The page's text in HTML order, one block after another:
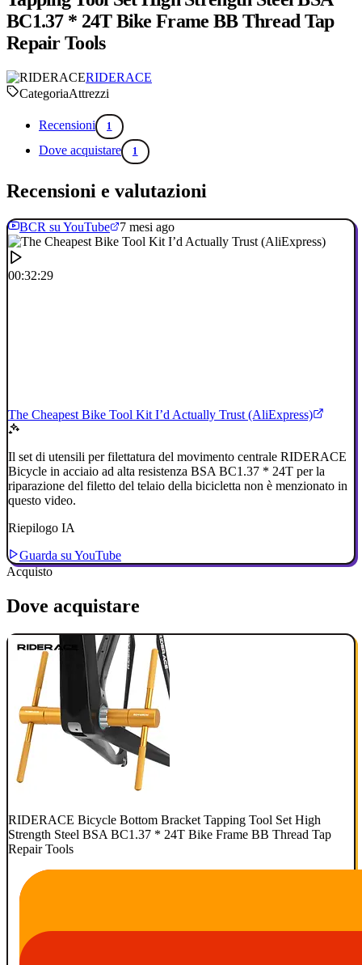
BC1.37 * 24T Bike Frame BB Thread Tap
Repair Tools
RIDERACE
CategoriaAttrezzi
Recensioni 1
Dove acquistare 1
Recensioni e valutazioni
BCR su YouTube 7 mesi ago
00:32:29
The Cheapest Bike Tool Kit I’d Actually Trust (AliExpress)
Il set di utensili per filettatura del movimento centrale RIDERACE
Bicycle in acciaio ad alta resistenza BSA BC1.37 * 24T per la
riparazione del filetto del telaio della bicicletta non è menzionato in
questo video.
Riepilogo IA
Guarda su YouTube
Acquisto
Dove acquistare
RIDERACE Bicycle Bottom Bracket Tapping Tool Set High
Strength Steel BSA BC1.37 * 24T Bike Frame BB Thread Tap
Repair Tools